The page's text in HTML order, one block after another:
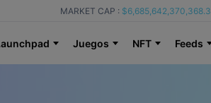
MARKET CAP : $6,685,642,370,368.3
Juegos NFT Feeds